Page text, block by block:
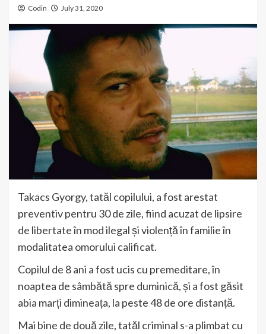
Codin July 31, 2020
Takacs Gyorgy, tatăl copilului, a fost arestat
preventiv pentru 30 de zile, fiind acuzat de lipsire
de libertate în mod ilegal și violență în familie în
modalitatea omorului calificat.
Copilul de 8 ani a fost ucis cu premeditare, în
noaptea de sâmbătă spre duminică, și a fost găsit
abia marți dimineața, la peste 48 de ore distanță.
Mai bine de două zile, tatăl criminal s-a plimbat cu